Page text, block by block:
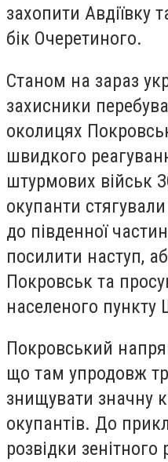
захопити Авдіївку
бік Очеретиного.
Станом на зараз
захисники
околицях
швидкого
штурмових військ
окупанти
до південної
посилити наступ,
Покровськ та
населеного пункту
Покровський
що там упродовж
знищувати значну
окупантів. До
розвідки зенітного